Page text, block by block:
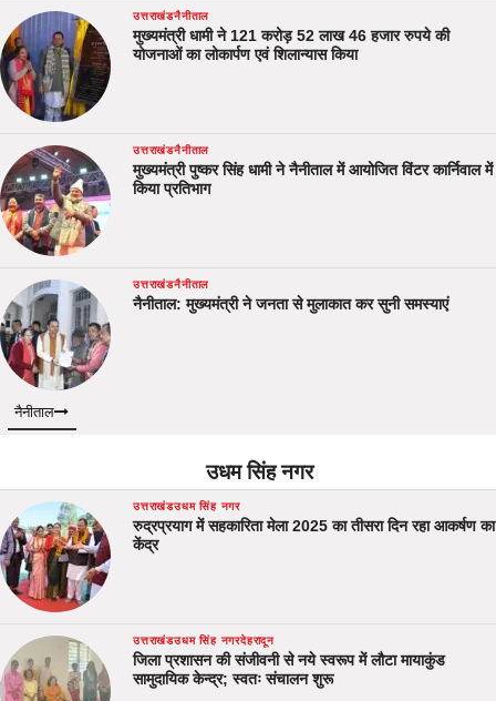
उत्तराखंडनैनीताल
मुख्यमंत्री धामी ने 121 करोड़ 52 लाख 46 हजार रुपये की
योजनाओं का लोकार्पण एवं शिलान्यास किया
उत्तराखंडनैनीताल
मुख्यमंत्री पुष्कर सिंह धामी ने नैनीताल में आयोजित विंटर कार्निवाल में
किया प्रतिभाग
उत्तराखंडनैनीताल
नैनीताल: मुख्यमंत्री ने जनता से मुलाकात कर सुनी समस्याएं
नैनीताल
उधम सिंह नगर
उत्तराखंडउधम सिंह नगर
रुद्रप्रयाग में सहकारिता मेला 2025 का तीसरा दिन रहा आकर्षण का
केंद्र
उत्तराखंडउधम सिंह नगरदेहरादून
जिला प्रशासन की संजीवनी से नये स्वरूप में लौटा मायाकुंड
सामुदायिक केन्द्र; स्वतः संचालन शुरू